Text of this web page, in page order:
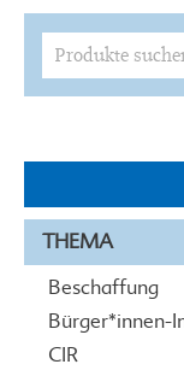
Suchen
nach:
THEMA
Beschaffung
Bürger*innen-
CIR